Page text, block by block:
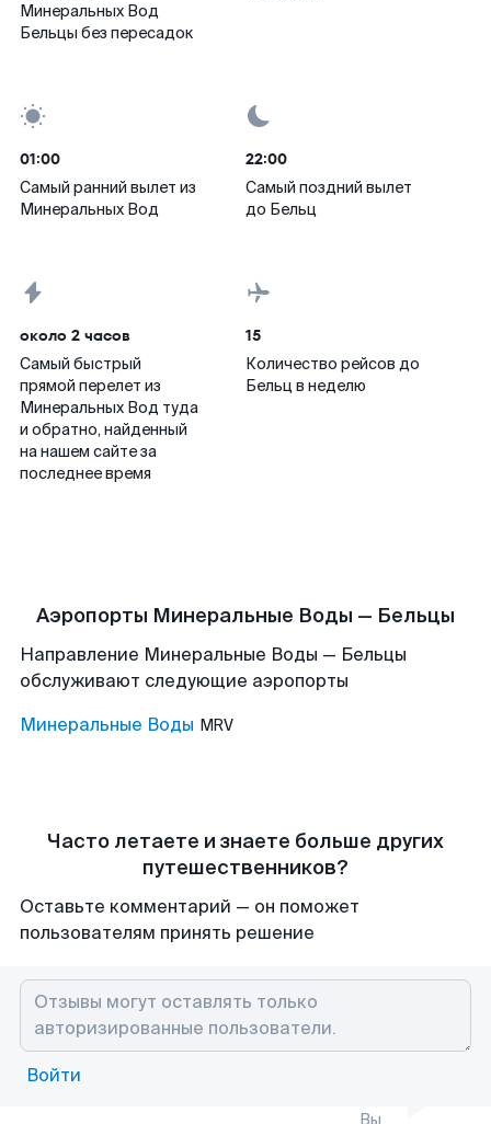
Минеральных Вод
Бельцы без пересадок
01:00
Самый ранний вылет из
Минеральных Вод
22:00
Самый поздний вылет
до Бельц
около 2 часов
Самый быстрый
прямой перелет из
Минеральных Вод туда
и обратно, найденный
на нашем сайте за
последнее время
15
Количество рейсов до
Бельц в неделю
Аэропорты Минеральные Воды — Бельцы
Направление Минеральные Воды — Бельцы
обслуживают следующие аэропорты
Минеральные Воды MRV
Часто летаете и знаете больше других
путешественников?
Оставьте комментарий — он поможет
пользователям принять решение
Войти
Вы